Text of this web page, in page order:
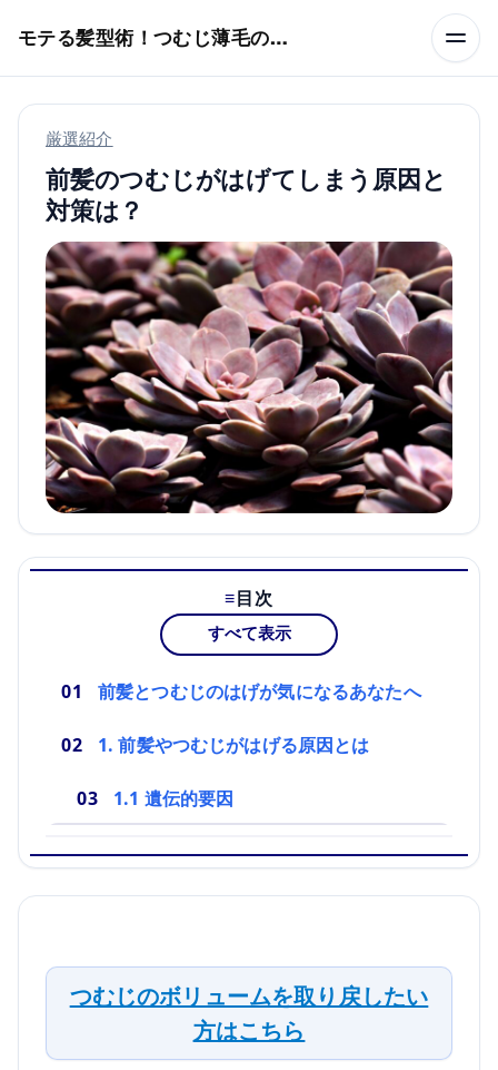
モテる髪型術！つむじ薄毛の隠し方
厳選紹介
前髪のつむじがはげてしまう原因と
対策は？
目次
すべて表示
前髪とつむじのはげが気になるあなたへ
1. 前髪やつむじがはげる原因とは
1.1 遺伝的要因
つむじのボリュームを取り戻したい
方はこちら